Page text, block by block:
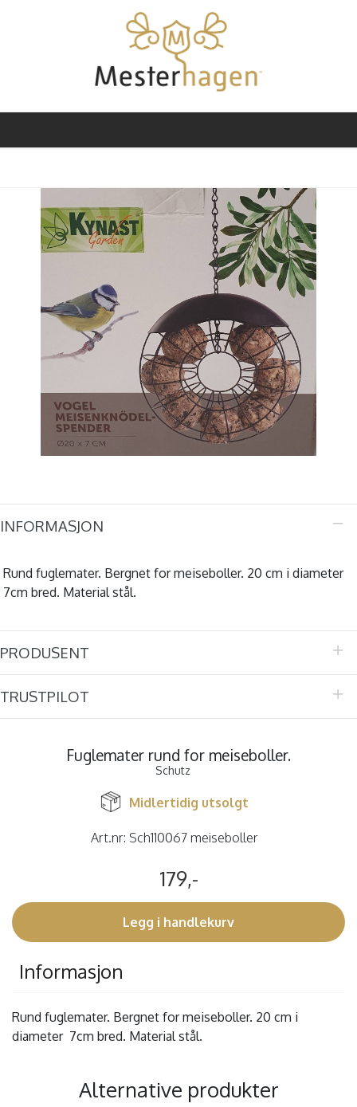
INFORMASJON
Rund fuglemater. Bergnet for meiseboller. 20 cm i diameter
7cm bred. Material stål.
PRODUSENT
TRUSTPILOT
Fuglemater rund for meiseboller.
Schutz
Midlertidig utsolgt
Art.nr: Sch110067 meiseboller
179,-
Legg i handlekurv
Informasjon
Rund fuglemater. Bergnet for meiseboller. 20 cm i
diameter 7cm bred. Material stål.
Alternative produkter